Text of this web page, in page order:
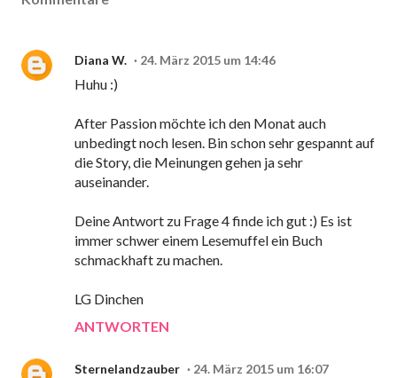
Diana W. 24. März 2015 um 14:46
Huhu :)
After Passion möchte ich den Monat auch
unbedingt noch lesen. Bin schon sehr gespannt auf
die Story, die Meinungen gehen ja sehr
auseinander.
Deine Antwort zu Frage 4 finde ich gut :) Es ist
immer schwer einem Lesemuffel ein Buch
schmackhaft zu machen.
LG Dinchen
ANTWORTEN
Sternelandzauber 24. März 2015 um 16:07